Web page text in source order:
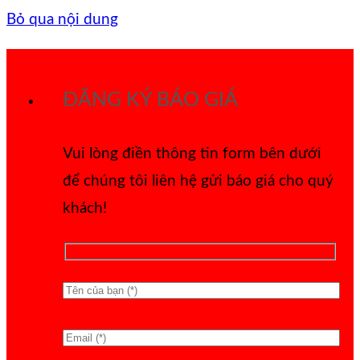
Bỏ qua nội dung
ĐĂNG KÝ BÁO GIÁ
Vui lòng điền thông tin form bên dưới
để chúng tôi liên hệ gửi báo giá cho quý
khách!